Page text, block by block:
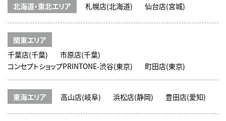
北海道・東北エリア 札幌店(北海道) 仙台店(宮城)
関東エリア
千葉店(千葉)
市原店(千葉)
コンセプトショップPRINTONE-渋谷(東京)
町田店(東京)
東海エリア 高山店(岐阜) 浜松店(静岡) 豊田店(愛知)